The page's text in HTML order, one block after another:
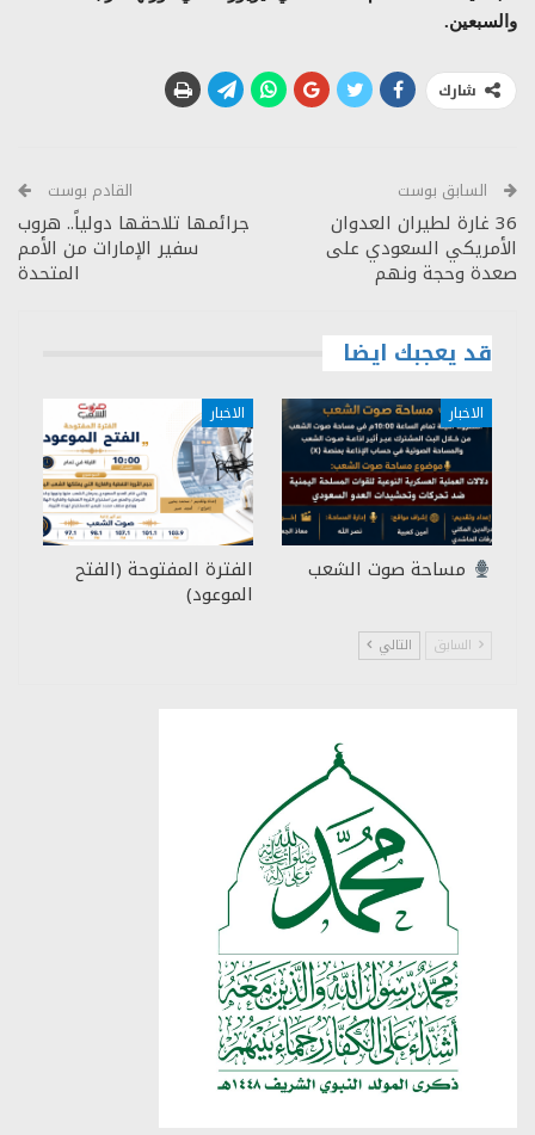
والسبعين.
شارك
السابق بوست
36 غارة لطيران العدوان
الأمريكي السعودي على
صعدة وحجة ونهم
القادم بوست
جرائمها تلاحقها دولياً.. هروب
سفير الإمارات من الأمم
المتحدة
قد يعجبك ايضا
الاخبار
مساحة صوت الشعب
الاخبار
الفترة المفتوحة (الفتح
الموعود)
السابق التالي